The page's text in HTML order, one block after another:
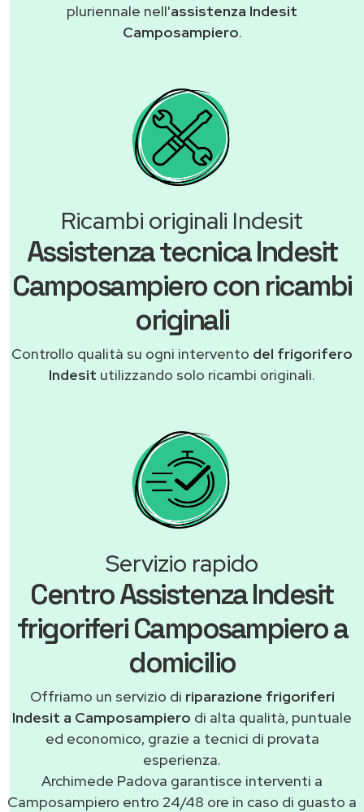
pluriennale nell'assistenza Indesit
Camposampiero.
Ricambi originali Indesit
Assistenza tecnica Indesit
Camposampiero con ricambi
originali
Controllo qualità su ogni intervento del frigorifero
Indesit utilizzando solo ricambi originali.
Servizio rapido
Centro Assistenza Indesit
frigoriferi Camposampiero a
domicilio
Offriamo un servizio di riparazione frigoriferi
Indesit a Camposampiero di alta qualità, puntuale
ed economico, grazie a tecnici di provata
esperienza.
Archimede Padova garantisce interventi a
Camposampiero entro 24/48 ore in caso di guasto a